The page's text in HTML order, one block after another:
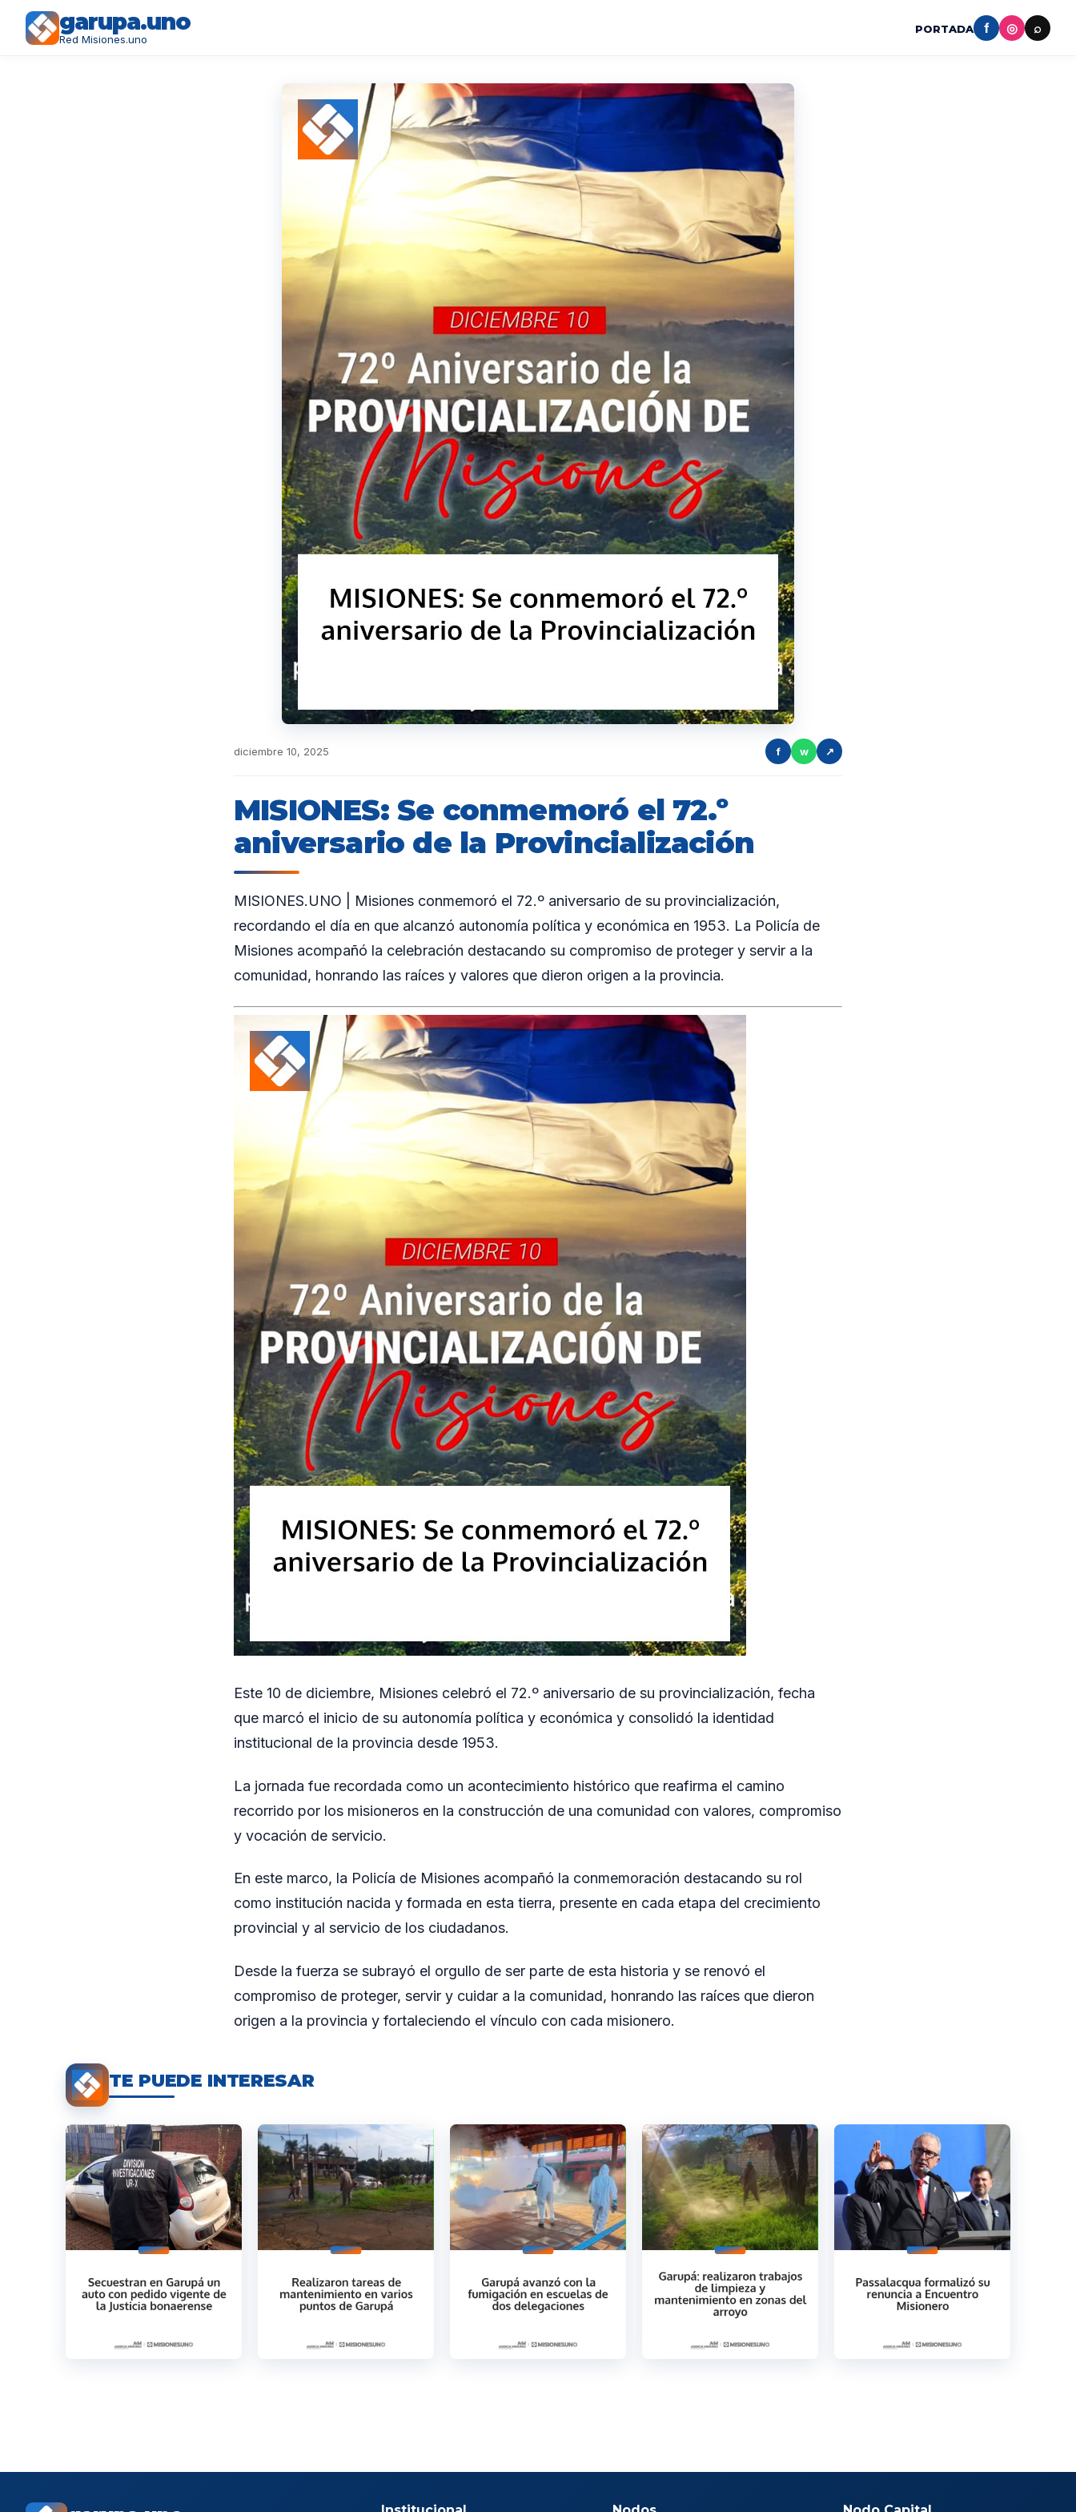
garupa.uno
Red Misiones.uno
PORTADA f ◎ ⌕
diciembre 10, 2025 f w ↗
MISIONES: Se conmemoró el 72.º
aniversario de la Provincialización
MISIONES.UNO | Misiones conmemoró el 72.º aniversario de su provincialización,
recordando el día en que alcanzó autonomía política y económica en 1953. La Policía de
Misiones acompañó la celebración destacando su compromiso de proteger y servir a la
comunidad, honrando las raíces y valores que dieron origen a la provincia.
Este 10 de diciembre, Misiones celebró el 72.º aniversario de su provincialización, fecha
que marcó el inicio de su autonomía política y económica y consolidó la identidad
institucional de la provincia desde 1953.
La jornada fue recordada como un acontecimiento histórico que reafirma el camino
recorrido por los misioneros en la construcción de una comunidad con valores, compromiso
y vocación de servicio.
En este marco, la Policía de Misiones acompañó la conmemoración destacando su rol
como institución nacida y formada en esta tierra, presente en cada etapa del crecimiento
provincial y al servicio de los ciudadanos.
Desde la fuerza se subrayó el orgullo de ser parte de esta historia y se renovó el
compromiso de proteger, servir y cuidar a la comunidad, honrando las raíces que dieron
origen a la provincia y fortaleciendo el vínculo con cada misionero.
TE PUEDE INTERESAR